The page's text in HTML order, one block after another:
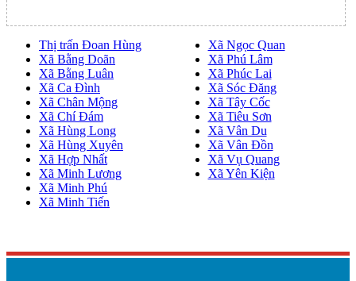
Thị trấn Đoan Hùng
Xã Bằng Doãn
Xã Bằng Luân
Xã Ca Đình
Xã Chân Mộng
Xã Chí Đám
Xã Hùng Long
Xã Hùng Xuyên
Xã Hợp Nhất
Xã Minh Lương
Xã Minh Phú
Xã Minh Tiến
Xã Ngọc Quan
Xã Phú Lâm
Xã Phúc Lai
Xã Sóc Đăng
Xã Tây Cốc
Xã Tiêu Sơn
Xã Vân Du
Xã Vân Đồn
Xã Vụ Quang
Xã Yên Kiện